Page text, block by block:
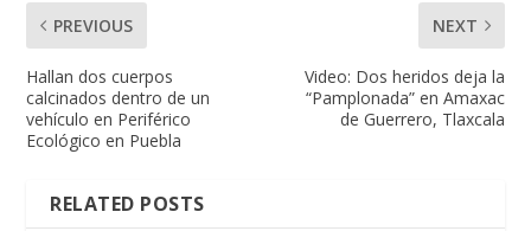
PREVIOUS
Hallan dos cuerpos
calcinados dentro de un
vehículo en Periférico
Ecológico en Puebla
NEXT
Video: Dos heridos deja la
“Pamplonada” en Amaxac
de Guerrero, Tlaxcala
RELATED POSTS